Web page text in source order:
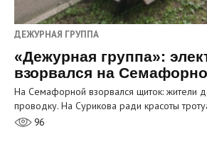
ДЕЖУРНАЯ ГРУППА
«Дежурная группа»:
взорвался на
На Семафорной взорвался щиток: жители
проводку. На Сурикова ради красоты
96